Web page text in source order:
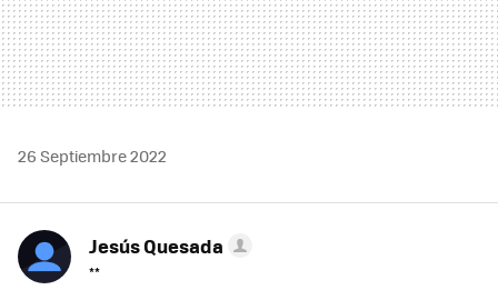
26 Septiembre 2022
Jesús Quesada
**